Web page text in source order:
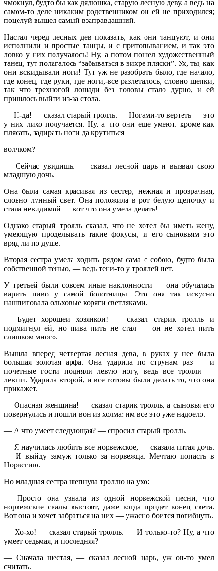
чмокнул, будто бы как дядюшка, старую лесную деву. а ведь на
самом-то деле никаким родственником он ей не приходился;
поцелуй вышел самый взаправдашний.
Настал черед лесных дев показать, как они танцуют, и они
исполнили и простые танцы, и с притопыванием, и так это
ловко у них получалось! Ну, а потом пошел художественный
танец, тут полагалось “забываться в вихре пляски”. Ух, ты, как
они вскидывали ноги! Тут уж не разобрать было, где начало,
где конец, где руки, где ноги,-все разлеталось, словно щепки,
так что трехногой лошади без головы стало дурно, и ей
пришлось выйти из-за стола.
— Н-да! — сказал старый тролль. — Ногами-то вертеть — это
у них лихо получается. Ну, а что они еще умеют, кроме как
плясать, задирать ноги да крутиться
волчком?
— Сейчас увидишь, — сказал лесной царь и вызвал свою
младшую дочь.
Она была самая красивая из сестер, нежная и прозрачная,
словно лунный свет. Она положила в рот белую щепочку и
стала невидимой — вот что она умела делать!
Однако старый тролль сказал, что не хотел бы иметь жену,
умеющую проделывать такие фокусы, и его сыновьям это
вряд ли по душе.
Вторая сестра умела ходить рядом сама с собою, будто была
собственной тенью, — ведь тени-то у троллей нет.
У третьей были совсем иные наклонности — она обучалась
варить пиво у самой болотницы. Это она так искусно
нашпиговала ольховые коряги светляками.
— Будет хорошей хозяйкой! — сказал старик тролль и
подмигнул ей, но пива пить не стал — он не хотел пить
слишком много.
Вышла вперед четвертая лесная дева, в руках у нее была
большая золотая арфа. Она ударила по струнам раз — и
почетные гости подняли левую ногу, ведь все тролли —
левши. Ударила второй, и все готовы были делать то, что она
прикажет.
— Опасная женщина! — сказал старик тролль, а сыновья его
повернулись и пошли вон из холма: им все это уже надоело.
— А что умеет следующая? — спросил старый тролль.
— Я научилась любить все норвежское, — сказала пятая дочь.
— И выйду замуж только за норвежца. Мечтаю попасть в
Норвегию.
Но младшая сестра шепнула троллю на ухо:
— Просто она узнала из одной норвежской песни, что
норвежские скалы выстоят, даже когда придет конец света.
Вот она и хочет забраться на них — ужасно боится погибнуть.
— Хо-хо! — сказал старый тролль. — И только-то? Ну, а что
умеет седьмая, и последняя?
— Сначала шестая, — сказал лесной царь, уж он-то умел
считать.